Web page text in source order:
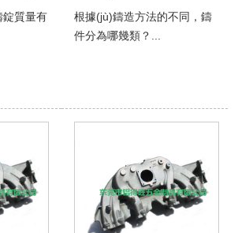
錠質量有
鑄件分為哪幾類？
根據(jù)鑄造方法的不同，鑄
件分為哪幾類？...